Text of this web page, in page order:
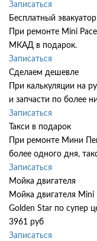
Записаться
Бесплатный эвакуатор
При ремонте Mini
МКАД в подарок.
Записаться
Сделаем дешевле
При калькуляции на
и запчасти по более
Записаться
Такси в подарок
При ремонте Мини
более одного дня,
Записаться
Мойка двигателя
Мойка двигателя Mini
Golden Star по супер
3961 руб
Записаться